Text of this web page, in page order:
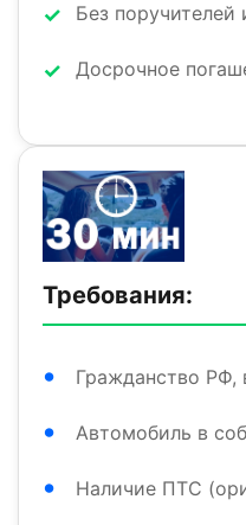
Без поручителей
Досрочное
Требования:
Гражданство РФ,
Автомобиль в
Наличие ПТС